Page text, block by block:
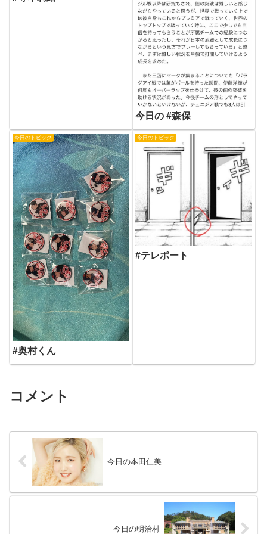
今日の #森保
今日のトピック
#奥村くん
今日のトピック
#テレポート
コメント
今日の本田仁美
今日の明治村